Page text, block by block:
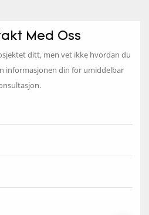
Med Oss
ditt, men vet ikke hvordan du
informasjonen din for umiddelbar